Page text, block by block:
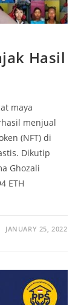
Hasil
maya
menjual
(NFT) di
Dikutip
Ghozali
ETH
JANUARY 25, 2022